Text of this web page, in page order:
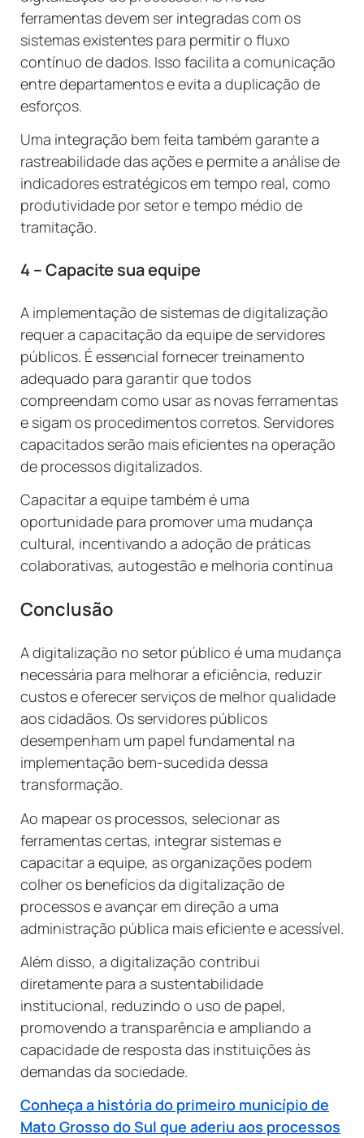
ferramentas devem ser integradas com os
sistemas existentes para permitir o fluxo
contínuo de dados. Isso facilita a comunicação
entre departamentos e evita a duplicação de
esforços.
Uma integração bem feita também garante a
rastreabilidade das ações e permite a análise de
indicadores estratégicos em tempo real, como
produtividade por setor e tempo médio de
tramitação.
4 – Capacite sua equipe
A implementação de sistemas de digitalização
requer a capacitação da equipe de servidores
públicos. É essencial fornecer treinamento
adequado para garantir que todos
compreendam como usar as novas ferramentas
e sigam os procedimentos corretos. Servidores
capacitados serão mais eficientes na operação
de processos digitalizados.
Capacitar a equipe também é uma
oportunidade para promover uma mudança
cultural, incentivando a adoção de práticas
colaborativas, autogestão e melhoria contínua
Conclusão
A digitalização no setor público é uma mudança
necessária para melhorar a eficiência, reduzir
custos e oferecer serviços de melhor qualidade
aos cidadãos. Os servidores públicos
desempenham um papel fundamental na
implementação bem-sucedida dessa
transformação.
Ao mapear os processos, selecionar as
ferramentas certas, integrar sistemas e
capacitar a equipe, as organizações podem
colher os benefícios da digitalização de
processos e avançar em direção a uma
administração pública mais eficiente e acessível.
Além disso, a digitalização contribui
diretamente para a sustentabilidade
institucional, reduzindo o uso de papel,
promovendo a transparência e ampliando a
capacidade de resposta das instituições às
demandas da sociedade.
Conheça a história do primeiro município de
Mato Grosso do Sul que aderiu aos processos